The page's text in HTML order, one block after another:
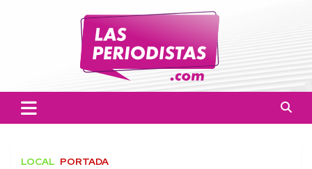
Las Periodistas
informado a la población.
LOCAL PORTADA